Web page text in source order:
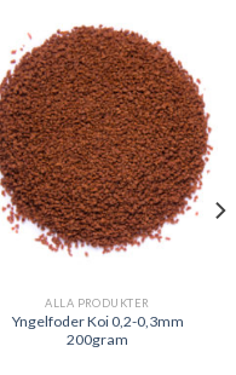
ALLA PRODUKTER
Yngelfoder Koi 0,2-0,3mm
200gram